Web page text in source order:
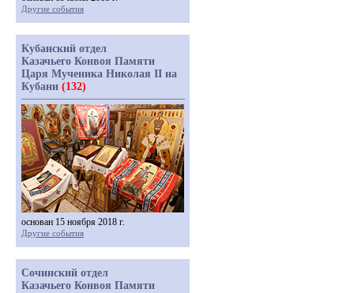
Другие события
Кубанский отдел
Казачьего Конвоя Памяти
Царя Мученика Николая II на
Кубани (132)
основан 15 ноября 2018 г.
Другие события
Сочинский отдел
Казачьего Конвоя Памяти